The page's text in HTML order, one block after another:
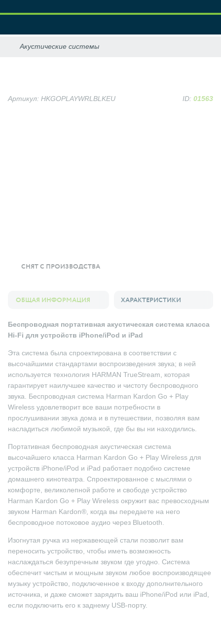
СНЯТ С ПРОИЗВОДСТВА
Артикул: HKGOPLAYWRLBLKEU ID: 01563
ОБЩАЯ ИНФОРМАЦИЯ ХАРАКТЕРИСТИКИ
Беспроводная портативная акустическая система класса
Hi-Fi для устройств iPhone/iPod и iPad
Эта система была спроектирована в соответствии с
высочайшими стандартами воспроизведения звука; в ней
используется технология HARMAN TrueStream, которая
гарантирует наилучшее качество и чистоту беспроводного
звука. Беспроводная система Harman Kardon Go + Play
Wireless удовлетворит все ваши потребности в
прослушивании звука дома и в путешествии, позволяя вам
насладиться любимой музыкой, где бы вы ни находились.
Портативная беспроводная акустическая система
высочайшего класса Harman Kardon Go + Play Wireless для
устройств iPhone/iPod и iPad работает подобно системе
домашнего кинотеатра. Спроектированное с мыслями о
комфорте, великолепной работе и свободе устройство
Harman Kardon Go + Play Wireless окружит вас превосходным
звуком Harman Kardon®, когда вы передаете на него
беспроводное потоковое аудио через Bluetooth.
Изогнутая ручка из нержавеющей стали позволит вам
переносить устройство, чтобы иметь возможность
наслаждаться безупречным звуком где угодно. Система
обеспечит чистым и мощным звуком любое воспроизводящее
музыку устройство, подключенное к входу дополнительного
источника, и даже сможет зарядить ваш iPhone/iPod или iPad,
если подключить его к заднему USB-порту.